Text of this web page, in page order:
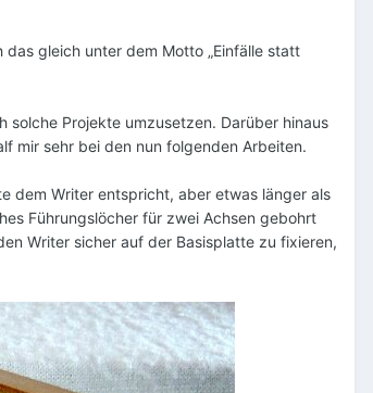
gleich unter dem Motto „Einfälle statt
Projekte umzusetzen. Darüber hinaus
mir sehr bei den nun folgenden Arbeiten.
dem Writer entspricht, aber etwas länger als
Führungslöcher für zwei Achsen gebohrt
Writer sicher auf der Basisplatte zu fixieren,